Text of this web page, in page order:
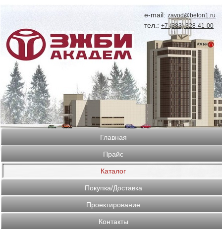
e-mail:zavod@beton1.ru
тел.:+7 (383) 328-41-00
Главная
Прайс
Каталог
Покупка/Доставка
Проектирование
Контакты